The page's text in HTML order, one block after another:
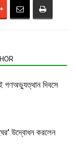
দিবসে
উদ্বোধন করলেন